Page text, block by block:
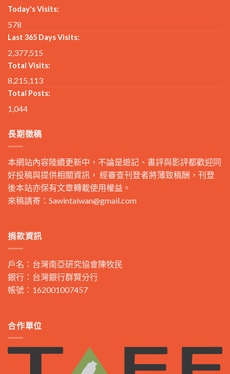
Today's Visits:
578
Last 365 Days Visits:
2,377,515
Total Visits:
8,215,113
Total Posts:
1,044
長期徵稿
本網站內容陸續更新中，不論是遊記、書評與影評都歡迎同
好投稿與提供相關資訊， 經審查刊登者將薄致稿酬，刊登
後本站亦保有文章轉載使用權益。
來稿請寄： Sawintaiwan@gmail.com
捐款資訊
戶名：台灣南亞研究協會陳牧民
銀行：台灣銀行群賢分行
帳號：162001007457
合作單位